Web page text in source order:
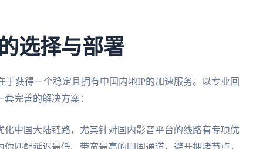
选择与部署
获得一个稳定且拥有中国内地IP的加速服务。以专业回
完善的解决方案：
中国大陆链路，尤其针对国内影音平台的线路有专项优